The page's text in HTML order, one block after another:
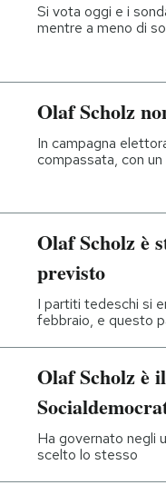
Si vota oggi e i
mentre a meno di
Olaf Scholz
In campagna
compassata, con
Olaf Scholz è
previsto
I partiti tedeschi si
febbraio, e questo
Olaf Scholz è
Ha governato negli
scelto lo stesso